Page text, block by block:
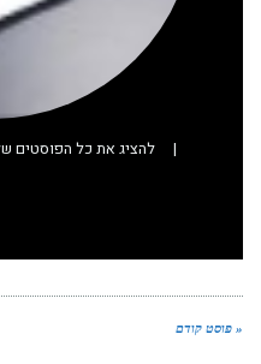
| להציג את כל הפוסטים
« פוסט קודם